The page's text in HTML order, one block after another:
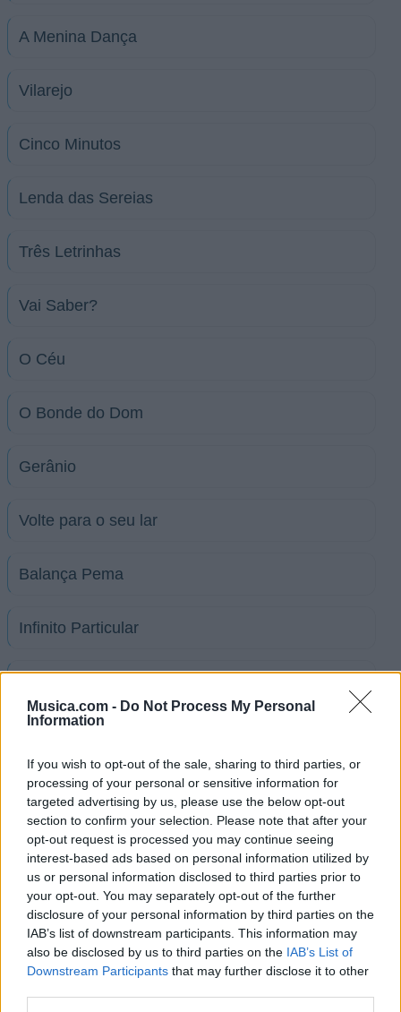
Musica.com - Do Not Process My Personal
Information
If you wish to opt-out of the sale, sharing to third parties, or
processing of your personal or sensitive information for
targeted advertising by us, please use the below opt-out
section to confirm your selection. Please note that after your
opt-out request is processed you may continue seeing
interest-based ads based on personal information utilized by
us or personal information disclosed to third parties prior to
your opt-out. You may separately opt-out of the further
disclosure of your personal information by third parties on the
IAB’s list of downstream participants. This information may
also be disclosed by us to third parties on the IAB’s List of
Downstream Participants that may further disclose it to other
A Menina Dança
Vilarejo
Cinco Minutos
Lenda das Sereias
Três Letrinhas
Vai Saber?
O Céu
O Bonde do Dom
Gerânio
Volte para o seu lar
Balança Pema
Infinito Particular
Cérebro Eletrônico
Diariámente
Universo ao Meu Redor
Para ser sincero
Ver todas sus letras por orden alfabético